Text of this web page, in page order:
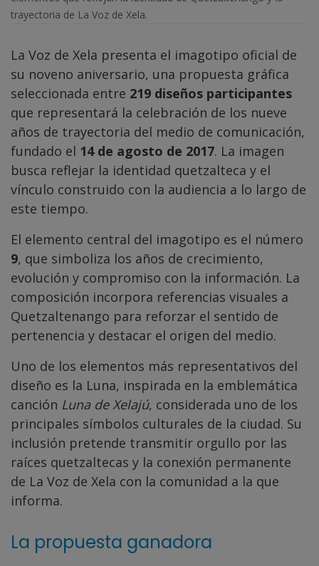
trayectoria de La Voz de Xela.
La Voz de Xela presenta el imagotipo oficial de
su noveno aniversario, una propuesta gráfica
seleccionada entre 219 diseños participantes
que representará la celebración de los nueve
años de trayectoria del medio de comunicación,
fundado el 14 de agosto de 2017. La imagen
busca reflejar la identidad quetzalteca y el
vínculo construido con la audiencia a lo largo de
este tiempo.
El elemento central del imagotipo es el número
9, que simboliza los años de crecimiento,
evolución y compromiso con la información. La
composición incorpora referencias visuales a
Quetzaltenango para reforzar el sentido de
pertenencia y destacar el origen del medio.
Uno de los elementos más representativos del
diseño es la Luna, inspirada en la emblemática
canción Luna de Xelajú, considerada uno de los
principales símbolos culturales de la ciudad. Su
inclusión pretende transmitir orgullo por las
raíces quetzaltecas y la conexión permanente
de La Voz de Xela con la comunidad a la que
informa.
La propuesta ganadora